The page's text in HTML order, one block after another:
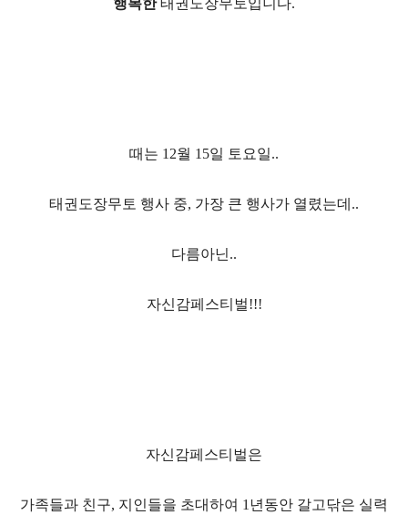
행복한 태권도장무토입니다.
때는 12월 15일 토요일..
태권도장무토 행사 중, 가장 큰 행사가 열렸는데..
다름아닌..
자신감페스티벌!!!
자신감페스티벌은
가족들과 친구, 지인들을 초대하여 1년동안 갈고닦은 실력